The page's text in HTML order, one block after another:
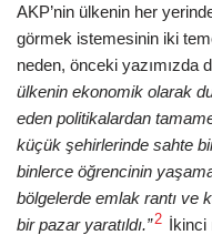
AKP’nin ülkenin her
görmek istemesinin iki
neden, önceki yazımızda
ülkenin ekonomik olarak
eden politikalardan
küçük şehirlerinde sahte
binlerce öğrencinin
bölgelerde emlak rantı ve
bir pazar yaratıldı.” 2 İkinci